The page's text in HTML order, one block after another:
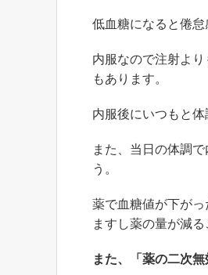
低血糖になると倦怠
内服なので注射よ
もあります。
内服後にいつもと
また、当日の体調
う。
薬で血糖値が下が
ますし薬の量が減
また、「薬の二次